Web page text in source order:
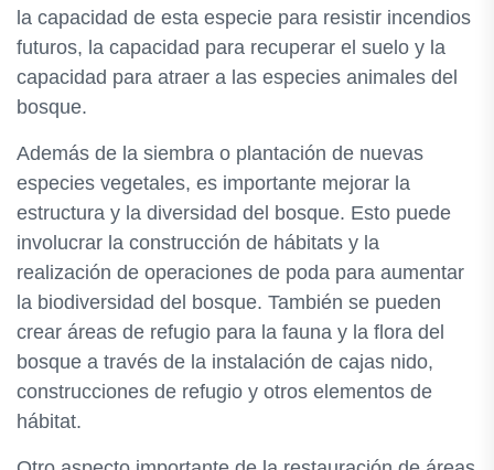
la capacidad de esta especie para resistir incendios
futuros, la capacidad para recuperar el suelo y la
capacidad para atraer a las especies animales del
bosque.
Además de la siembra o plantación de nuevas
especies vegetales, es importante mejorar la
estructura y la diversidad del bosque. Esto puede
involucrar la construcción de hábitats y la
realización de operaciones de poda para aumentar
la biodiversidad del bosque. También se pueden
crear áreas de refugio para la fauna y la flora del
bosque a través de la instalación de cajas nido,
construcciones de refugio y otros elementos de
hábitat.